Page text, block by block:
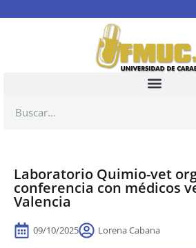
Laboratorio Quimio-vet
conferencia con médicos
Valencia
09/10/2025 Lorena Cabana